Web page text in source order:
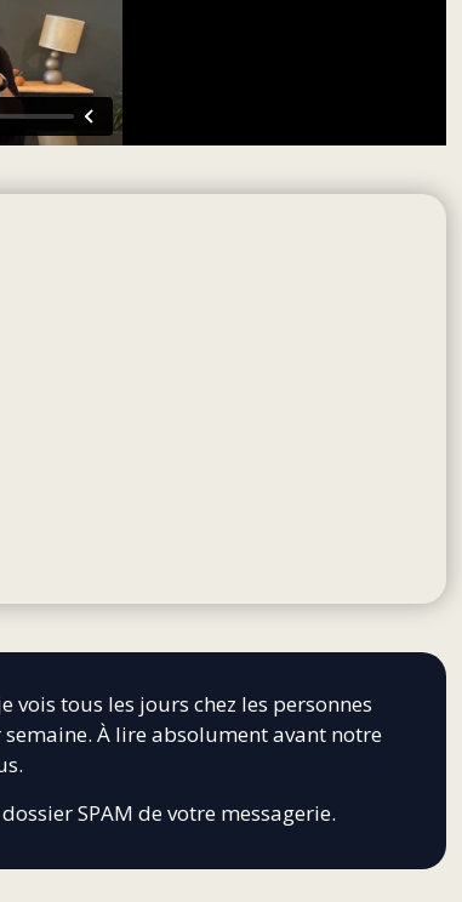
vois tous les jours chez les personnes
À lire absolument avant notre
SPAM de votre messagerie.